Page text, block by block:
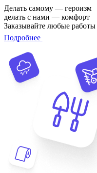
Делать самому — героизм
делать с нами — комфорт
Заказывайте любые
Подробнее